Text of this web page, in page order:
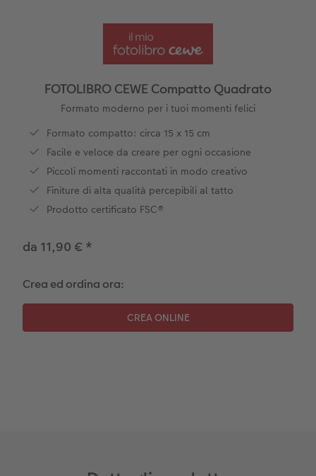
Foto adesivi
Poster premium
Come ordinare
Foto istantanee
Plexiglas
Gallery print
Forex
Foto su legno
Mosaico
Come ordinare
Cover
Tipi di carta
FOTOLIBRO CEWE Compatto Quadrato
Formato moderno per i tuoi momenti felici
Formato compatto: circa 15 x 15 cm
Facile e veloce da creare per ogni occasione
Piccoli momenti raccontati in modo creativo
Finiture di alta qualità percepibili al tatto
Prodotto certificato FSC®
da 11,90 € *
Crea ed ordina ora: